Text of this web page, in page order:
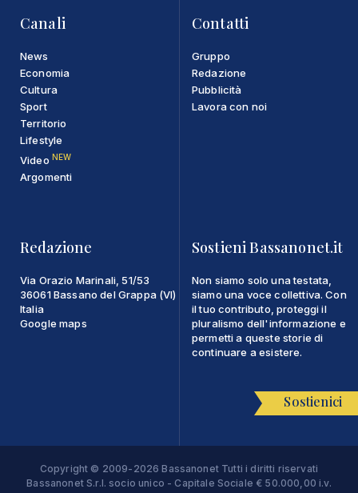
Canali
News
Economia
Cultura
Sport
Territorio
Lifestyle
Video NEW
Argomenti
Contatti
Gruppo
Redazione
Pubblicità
Lavora con noi
Redazione
Via Orazio Marinali, 51/53
36061 Bassano del Grappa (VI)
Italia
Google maps
Sostieni Bassanonet.it
Non siamo solo una testata,
siamo una voce collettiva. Con
il tuo contributo, proteggi il
pluralismo dell'informazione e
permetti a queste storie di
continuare a esistere.
Sostienici
Copyright © 2009-2026 Bassanonet Tutti i diritti riservati
Bassanonet S.r.l. socio unico - Capitale Sociale € 50.000,00 i.v.